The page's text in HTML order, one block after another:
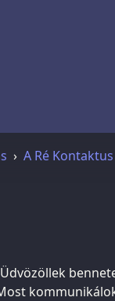
A Ré Kontaktus